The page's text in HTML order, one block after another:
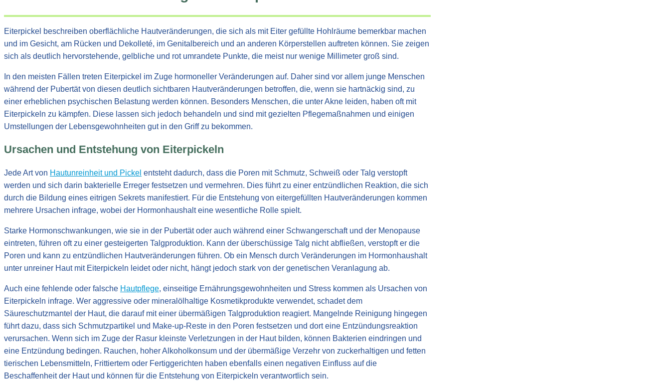
Eiterpickel beschreiben oberflächliche Hautveränderungen, die sich als mit Eiter gefüllte Hohlräume bemerkbar machen
und im Gesicht, am Rücken und Dekolleté, im Genitalbereich und an anderen Körperstellen auftreten können. Sie zeigen
sich als deutlich hervorstehende, gelbliche und rot umrandete Punkte, die meist nur wenige Millimeter groß sind.
In den meisten Fällen treten Eiterpickel im Zuge hormoneller Veränderungen auf. Daher sind vor allem junge Menschen
während der Pubertät von diesen deutlich sichtbaren Hautveränderungen betroffen, die, wenn sie hartnäckig sind, zu
einer erheblichen psychischen Belastung werden können. Besonders Menschen, die unter Akne leiden, haben oft mit
Eiterpickeln zu kämpfen. Diese lassen sich jedoch behandeln und sind mit gezielten Pflegemaßnahmen und einigen
Umstellungen der Lebensgewohnheiten gut in den Griff zu bekommen.
Ursachen und Entstehung von Eiterpickeln
Jede Art von Hautunreinheit und Pickel entsteht dadurch, dass die Poren mit Schmutz, Schweiß oder Talg verstopft
werden und sich darin bakterielle Erreger festsetzen und vermehren. Dies führt zu einer entzündlichen Reaktion, die sich
durch die Bildung eines eitrigen Sekrets manifestiert. Für die Entstehung von eitergefüllten Hautveränderungen kommen
mehrere Ursachen infrage, wobei der Hormonhaushalt eine wesentliche Rolle spielt.
Starke Hormonschwankungen, wie sie in der Pubertät oder auch während einer Schwangerschaft und der Menopause
eintreten, führen oft zu einer gesteigerten Talgproduktion. Kann der überschüssige Talg nicht abfließen, verstopft er die
Poren und kann zu entzündlichen Hautveränderungen führen. Ob ein Mensch durch Veränderungen im Hormonhaushalt
unter unreiner Haut mit Eiterpickeln leidet oder nicht, hängt jedoch stark von der genetischen Veranlagung ab.
Auch eine fehlende oder falsche Hautpflege, einseitige Ernährungsgewohnheiten und Stress kommen als Ursachen von
Eiterpickeln infrage. Wer aggressive oder mineralölhaltige Kosmetikprodukte verwendet, schadet dem
Säureschutzmantel der Haut, die darauf mit einer übermäßigen Talgproduktion reagiert. Mangelnde Reinigung hingegen
führt dazu, dass sich Schmutzpartikel und Make-up-Reste in den Poren festsetzen und dort eine Entzündungsreaktion
verursachen. Wenn sich im Zuge der Rasur kleinste Verletzungen in der Haut bilden, können Bakterien eindringen und
eine Entzündung bedingen. Rauchen, hoher Alkoholkonsum und der übermäßige Verzehr von zuckerhaltigen und fetten
tierischen Lebensmitteln, Frittiertem oder Fertiggerichten haben ebenfalls einen negativen Einfluss auf die
Beschaffenheit der Haut und können für die Entstehung von Eiterpickeln verantwortlich sein.